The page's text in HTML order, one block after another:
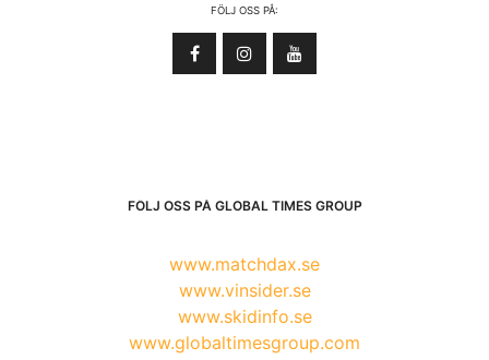
FÖLJ OSS PÅ:
FÖLJ OSS PÅ GLOBAL TIMES GROUP
www.matchdax.se
www.vinsider.se
www.skidinfo.se
www.globaltimesgroup.com